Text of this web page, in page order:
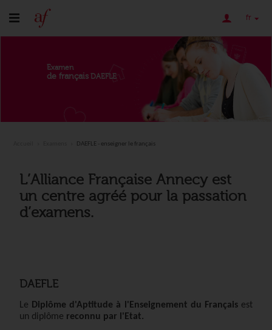
fr
Examen
de français DAEFLE
DAEFLE - enseigner le français
L’Alliance Française Annecy est
un centre agréé pour la passation
d’examens.
DAEFLE
Le Diplôme d'Aptitude à l'Enseignement du Françaisest
un diplôme reconnu par l'Etat.